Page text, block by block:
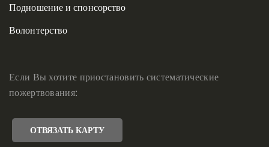
Подношение и спонсорство
Волонтерство
Если Вы хотите приостановить систематические
пожертвования:
ОТВЯЗАТЬ КАРТУ